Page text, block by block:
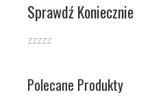
Sprawdź Koniecznie
zzzzz
Polecane Produkty